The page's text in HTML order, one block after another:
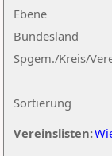
Ebene
Sortierung
Bundesland
Spgem./Kreis/
Vereinslisten: